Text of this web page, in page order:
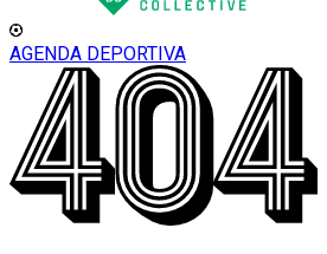
AGENDA DEPORTIVA